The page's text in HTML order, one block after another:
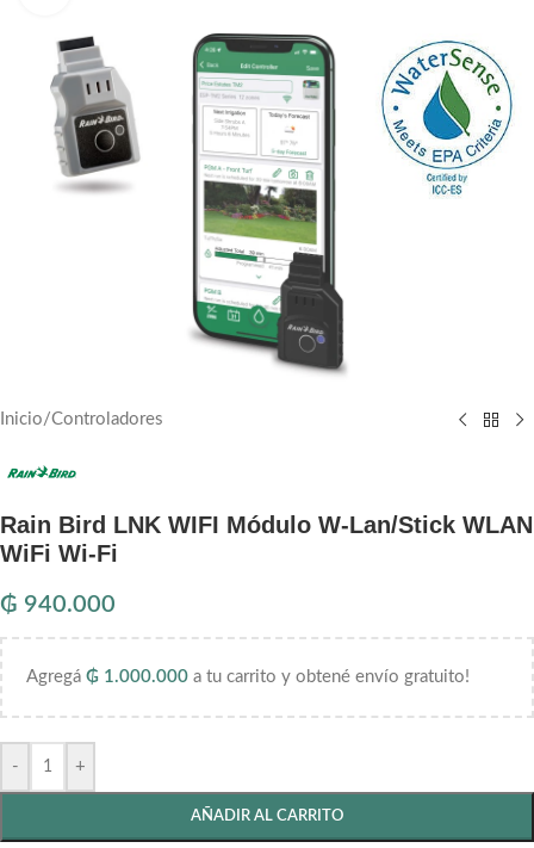
Inicio/Controladores
Rain Bird LNK WIFI Módulo W-Lan/Stick WLAN
WiFi Wi-Fi
₲ 940.000
Agregá ₲ 1.000.000 a tu carrito y obtené envío gratuito!
- +
AÑADIR AL CARRITO